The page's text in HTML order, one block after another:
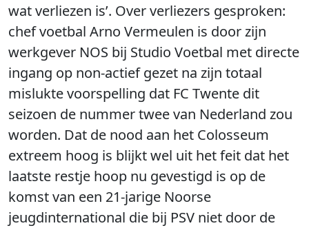
wat verliezen is’. Over verliezers gesproken:
chef voetbal Arno Vermeulen is door zijn
werkgever NOS bij Studio Voetbal met directe
ingang op non-actief gezet na zijn totaal
mislukte voorspelling dat FC Twente dit
seizoen de nummer twee van Nederland zou
worden. Dat de nood aan het Colosseum
extreem hoog is blijkt wel uit het feit dat het
laatste restje hoop nu gevestigd is op de
komst van een 21-jarige Noorse
jeugdinternational die bij PSV niet door de